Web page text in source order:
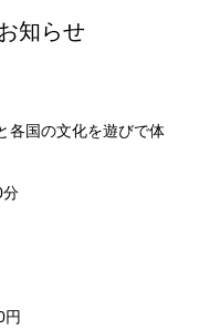
知らせ
各国の文化を遊びで体
円